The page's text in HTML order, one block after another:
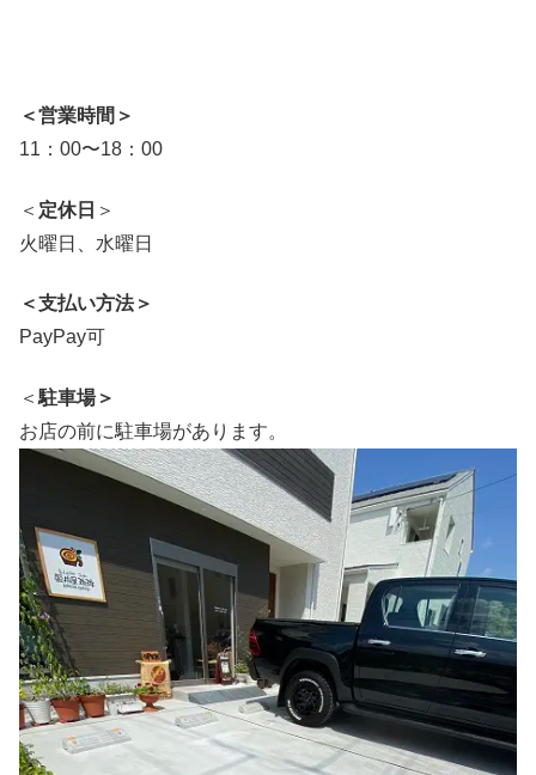
＜営業時間＞
11：00〜18：00
＜ 定休日 ＞
火曜日、水曜日
＜支払い方法＞
PayPay可
＜ 駐車場＞
お店の前に駐車場があります。